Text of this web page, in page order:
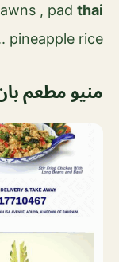
, pad thai
. pineapple rice.
منيو مطعم